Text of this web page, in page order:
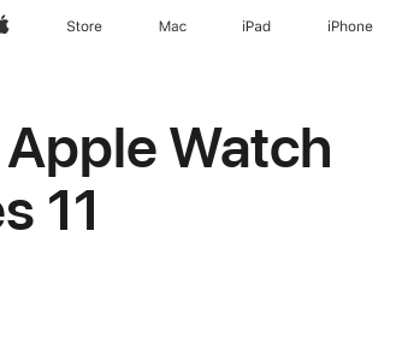
Apple Store Mac iPad iPhone
Watch
11